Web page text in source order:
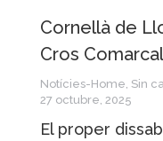
Cornellà de
Cros
Notícies-Home, Sin
27 octubre, 2025
El proper